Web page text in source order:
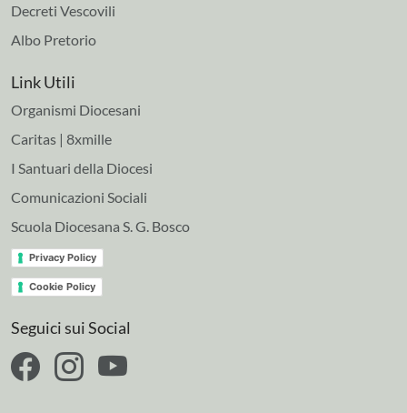
Decreti Vescovili
Albo Pretorio
Link Utili
Organismi Diocesani
Caritas | 8xmille
I Santuari della Diocesi
Comunicazioni Sociali
Scuola Diocesana S. G. Bosco
Privacy Policy
Cookie Policy
Seguici sui Social